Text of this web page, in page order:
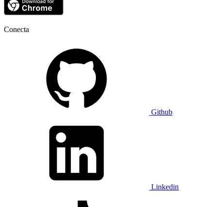
Conecta
Github
Linkedin